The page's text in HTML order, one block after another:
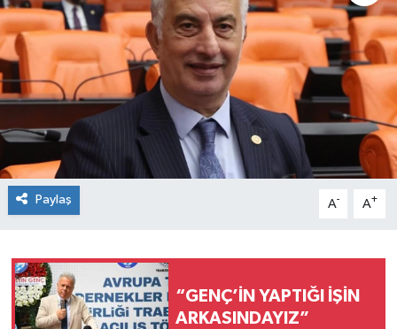
Paylaş A- A+
“GENÇ’İN YAPTIĞI İŞİN
ARKASINDAYIZ”